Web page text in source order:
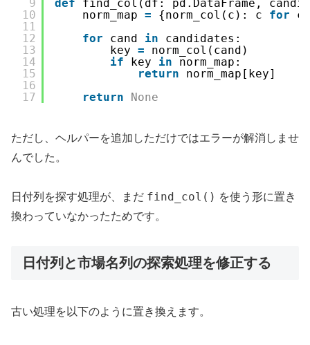
9
10
11
12
13
14
15
16
17
def
find_col(df: pd.DataFrame,
norm_map = {norm_col(c): c for
c
for
cand in
candidates:
key =
norm_col(cand)
if
key in
norm_map:
return
norm_map[key]
return
None
ただし、ヘルパーを追加しただけではエラーが解消しませ
んでした。
日付列を探す処理が、まだ find_col() を使う形に置き
換わっていなかったためです。
日付列と市場名列の探索処理を修正する
古い処理を以下のように置き換えます。